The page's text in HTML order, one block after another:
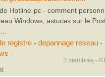
Hotline-pc - comment
Windows, astuces sur le
registre- depannage reseau-
-
3 membres -